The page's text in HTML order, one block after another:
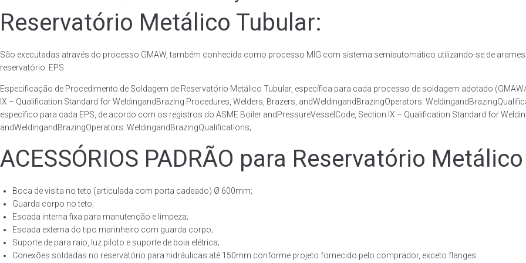
Reservatório Metálico Tubular:
São executadas através do processo GMAW, também conhecida como processo MIG com sistema semiautomático utilizando-se de
reservatório. EPS
Especificação de Procedimento de Soldagem de Reservatório Metálico Tubular, específica para cada processo de soldagem adotado
IX – Qualification Standard for WeldingandBrazing Procedures, Welders, Brazers, andWeldingandBrazingOperators:
específico para cada EPS, de acordo com os registros do ASME Boiler andPressureVesselCode, Section IX – Qualification Standard for
andWeldingandBrazingOperators: WeldingandBrazingQualifications;
ACESSÓRIOS PADRÃO para Reservatório
Boca de visita no teto (articulada com porta cadeado) Ø 600mm;
Guarda corpo no teto;
Escada interna fixa para manutenção e limpeza;
Escada externa do tipo marinheiro com guarda corpo;
Suporte de para raio, luz piloto e suporte de boia elétrica;
Conexões soldadas no reservatório para hidráulicas até 150mm conforme projeto fornecido pelo comprador, exceto flanges.